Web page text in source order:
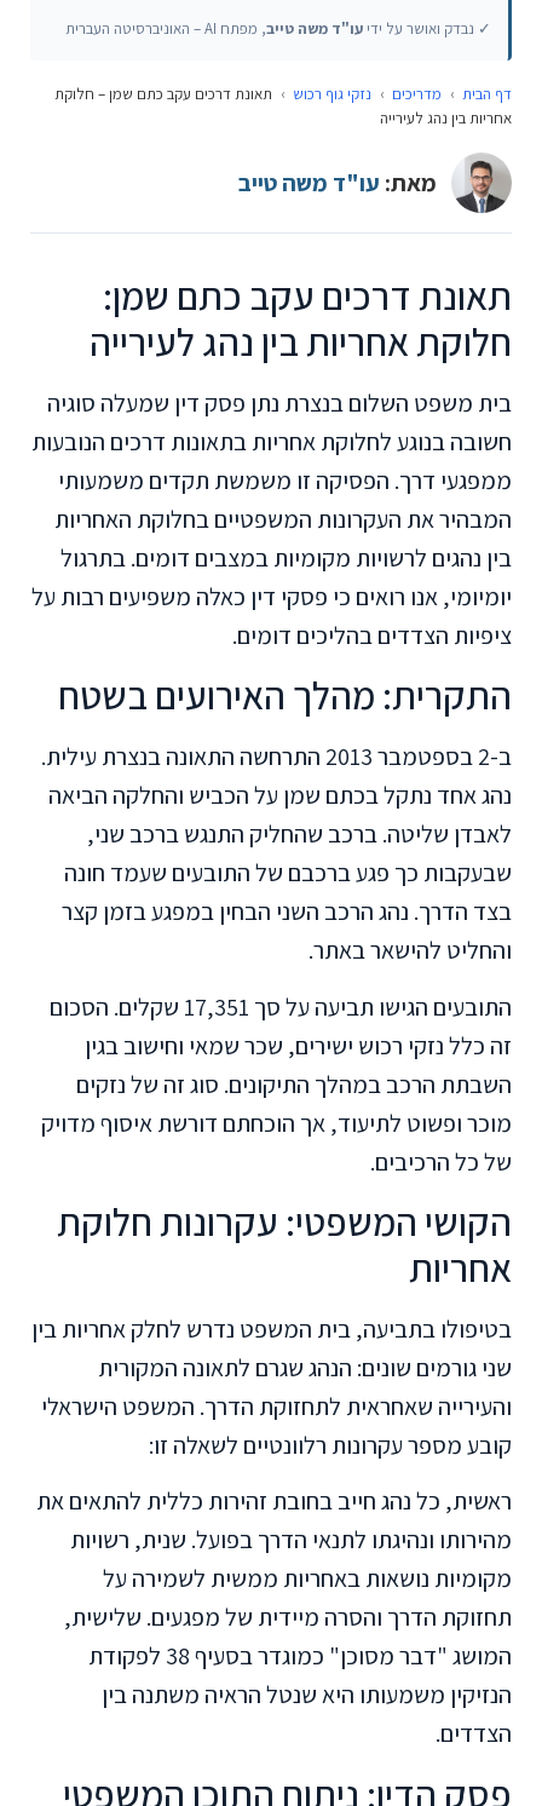
✓ נבדק ואושר על ידי עו"ד משה טייב, מפתח AI – האוניברסיטה העברית
דף הבית › מדריכים › נזקי גוף רכוש › תאונת דרכים עקב כתם שמן – חלוקת
אחריות בין נהג לעירייה
מאת: עו"ד משה טייב
תאונת דרכים עקב כתם שמן:
חלוקת אחריות בין נהג לעירייה
בית משפט השלום בנצרת נתן פסק דין שמעלה סוגיה
חשובה בנוגע לחלוקת אחריות בתאונות דרכים הנובעות
ממפגעי דרך. הפסיקה זו משמשת תקדים משמעותי
המבהיר את העקרונות המשפטיים בחלוקת האחריות
בין נהגים לרשויות מקומיות במצבים דומים. בתרגול
יומיומי, אנו רואים כי פסקי דין כאלה משפיעים רבות על
ציפיות הצדדים בהליכים דומים.
התקרית: מהלך האירועים בשטח
ב-2 בספטמבר 2013 התרחשה התאונה בנצרת עילית.
נהג אחד נתקל בכתם שמן על הכביש והחלקה הביאה
לאבדן שליטה. ברכב שהחליק התנגש ברכב שני,
שבעקבות כך פגע ברכבם של התובעים שעמד חונה
בצד הדרך. נהג הרכב השני הבחין במפגע בזמן קצר
והחליט להישאר באתר.
התובעים הגישו תביעה על סך 17,351 שקלים. הסכום
זה כלל נזקי רכוש ישירים, שכר שמאי וחישוב בגין
השבתת הרכב במהלך התיקונים. סוג זה של נזקים
מוכר ופשוט לתיעוד, אך הוכחתם דורשת איסוף מדויק
של כל הרכיבים.
הקושי המשפטי: עקרונות חלוקת
אחריות
בטיפולו בתביעה, בית המשפט נדרש לחלק אחריות בין
שני גורמים שונים: הנהג שגרם לתאונה המקורית
והעירייה שאחראית לתחזוקת הדרך. המשפט הישראלי
קובע מספר עקרונות רלוונטיים לשאלה זו:
ראשית, כל נהג חייב בחובת זהירות כללית להתאים את
מהירותו ונהיגתו לתנאי הדרך בפועל. שנית, רשויות
מקומיות נושאות באחריות ממשית לשמירה על
תחזוקת הדרך והסרה מיידית של מפגעים. שלישית,
המושג "דבר מסוכן" כמוגדר בסעיף 38 לפקודת
הנזיקין משמעותו היא שנטל הראיה משתנה בין
הצדדים.
פסק הדין: ניתוח התוכן המשפטי